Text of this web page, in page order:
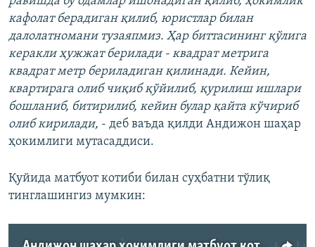
кафолат берадиган қилиб, юристлар билан
далолатномани тузаяпмиз. Ҳар биттасининг қўлига
керакли ҳужжат берилади - квадрат метрига
квадрат метр бериладиган қилинади. Кейин,
квартирага олиб чиқиб қўйилиб, қурилиш ишлари
бошланиб, битирилиб, кейин булар қайта кўчириб
олиб кирилади, - деб ваъда қилди Андижон шаҳар
ҳокимлиги мутасаддиси.
Қуйида матбуот котиби билан суҳбатни тўлиқ
тинглашингиз мумкин: